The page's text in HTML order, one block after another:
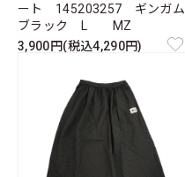
ート 145203257 ギンガム
ブラック L MZ
3,900円(税込4,290円)